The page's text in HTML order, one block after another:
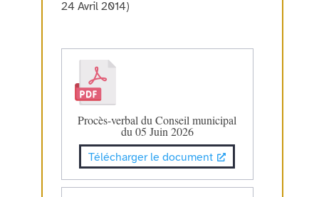
24 Avril 2014)
Procès-verbal du Conseil municipal
du 05 Juin 2026
Télécharger le document